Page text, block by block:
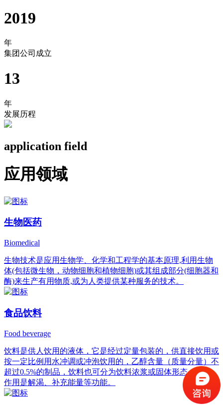
2019
年
集团公司成立
13
年
发展历程
application field
应用领域
生物医药
Biomedical
生物技术是应用生物学、化学和工程学的基本原理,利用生物
体(包括微生物，动物细胞和植物细胞)或其组成部分(细胞器和
酶)来生产有用物质,或为人类提供某种服务的技术。
食品饮料
Food beverage
饮料是供人饮用的液体，它是经过定量包装的，供直接饮用或
按一定比例用水冲调或冲泡饮用的，乙醇含量（质量分量）不
超过0.5%的制品，饮料也可分为饮料浓浆或固体形态，它的
作用是解渴、补充能量等功能。